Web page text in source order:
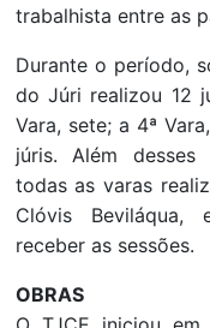
trabalhista entre as
Durante o período,
do Júri realizou 12
Vara, sete; a 4ª
júris. Além desses
todas as varas
Clóvis Beviláqua,
receber as sessões.
OBRAS